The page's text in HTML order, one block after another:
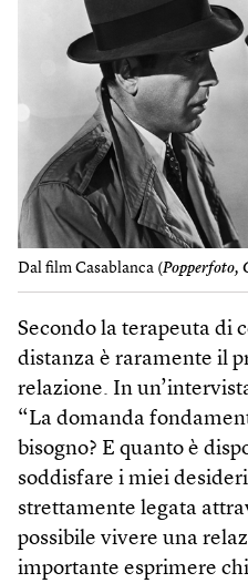
Dal film Casablanca (Popperfoto,
Secondo la terapeuta di
distanza è raramente il
relazione. In
“La domanda
bisogno? E quanto è
soddisfare i miei
strettamente legata
possibile vivere una
importante esprimere